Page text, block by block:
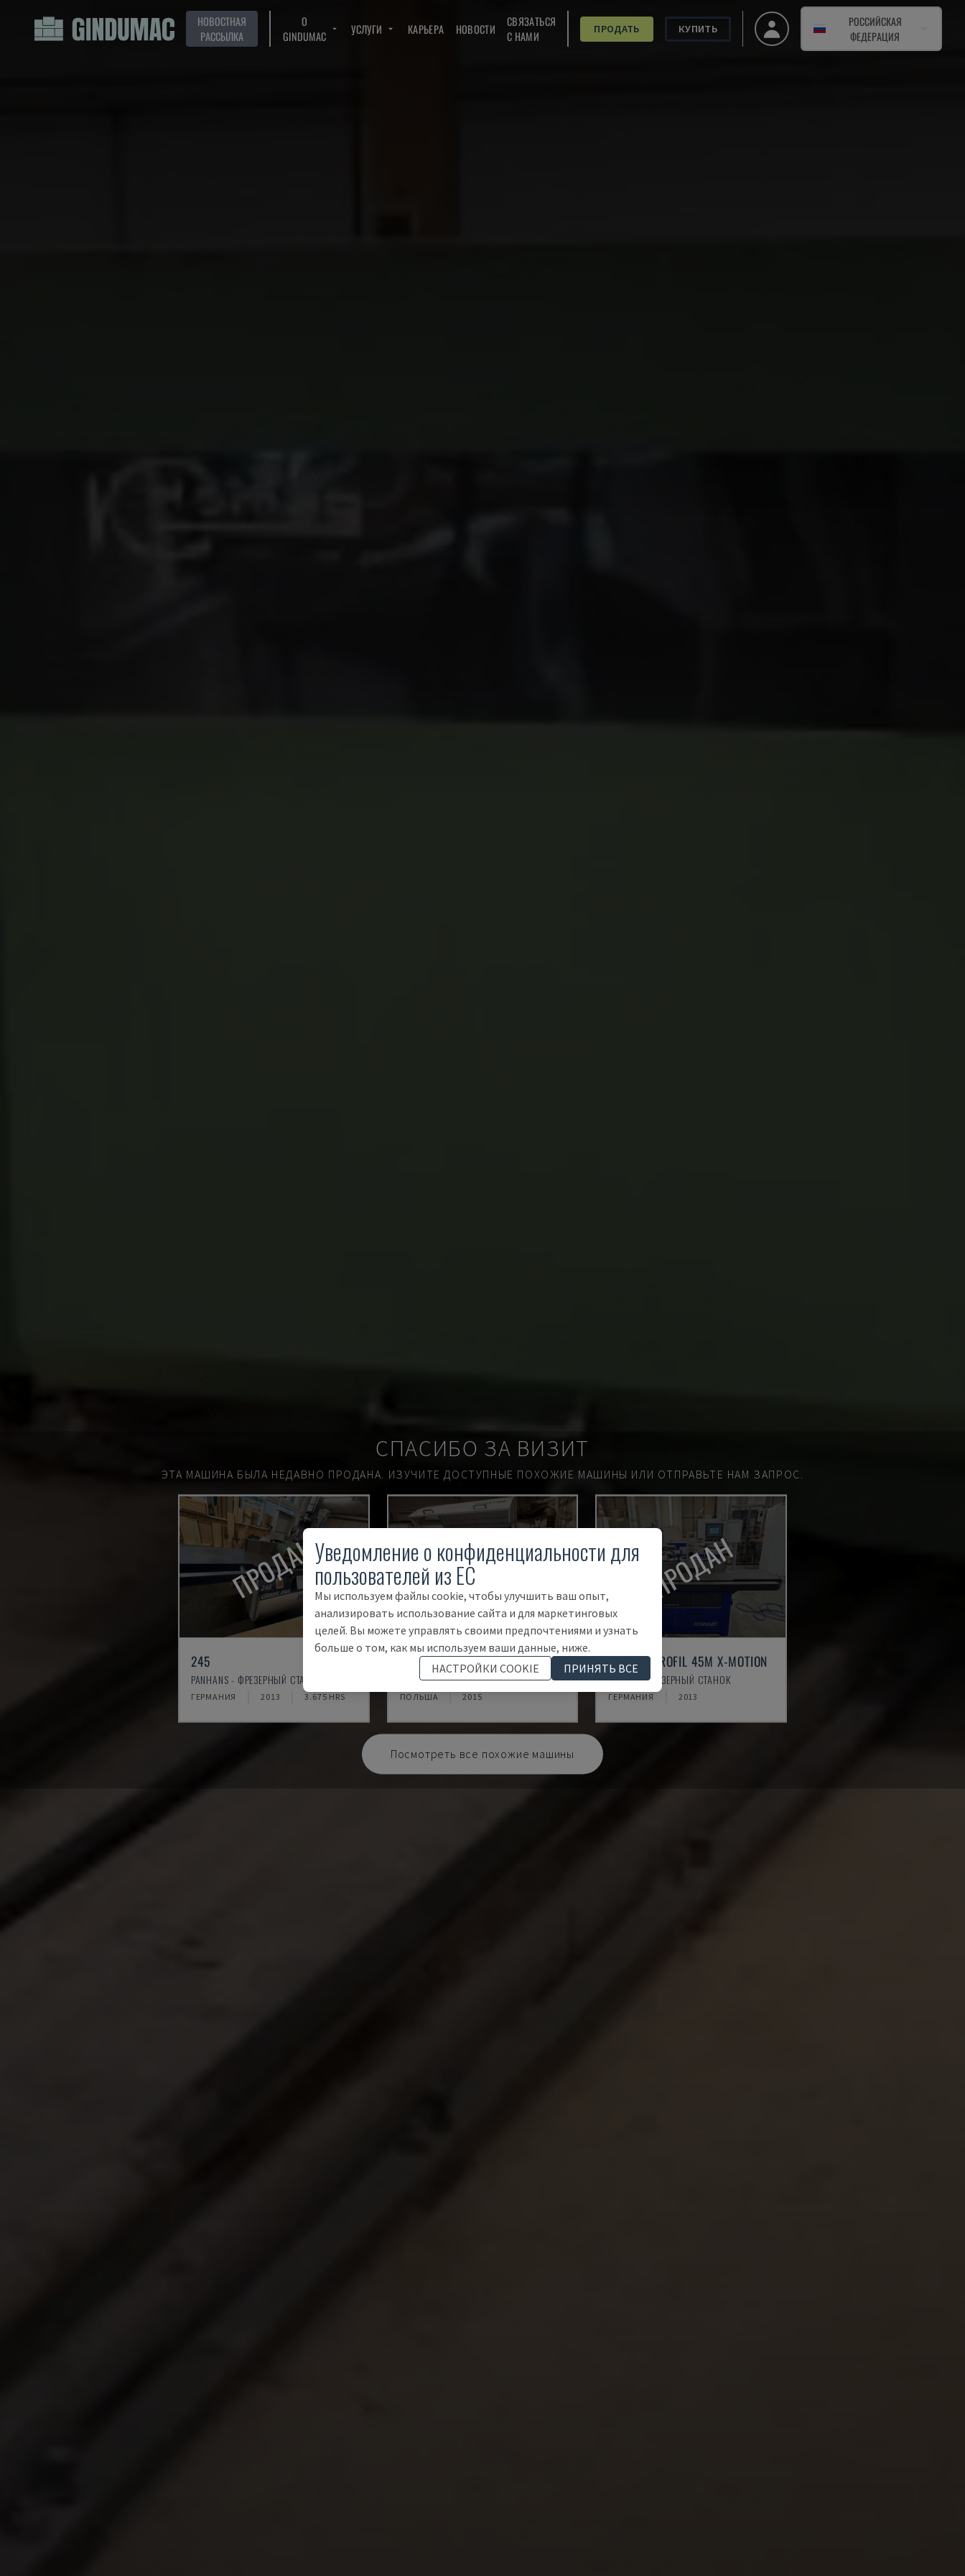
НОВОСТНАЯ
РАССЫЛКА
О
GINDUMAC
УСЛУГИ КАРЬЕРА НОВОСТИ
СВЯЗАТЬСЯ
С НАМИ
ПРОДАТЬ КУПИТЬ
РОССИЙСКАЯ
ФЕДЕРАЦИЯ
СПАСИБО ЗА ВИЗИТ
ЭТА МАШИНА БЫЛА НЕДАВНО ПРОДАНА. ИЗУЧИТЕ ДОСТУПНЫЕ ПОХОЖИЕ МАШИНЫ ИЛИ ОТПРАВЬТЕ НАМ ЗАПРОС.
ПРОДАН
245
PANHANS - ФРЕЗЕРНЫЙ СТАНОК
ГЕРМАНИЯ 2013 3.675 HRS
ПРОДАН
INDEX
STETON - ФРЕЗЕРНЫЙ СТАНОК
ПОЛЬША 2015
ПРОДАН
FORMAT PROFIL 45M X-MOTION
FELDER - ФРЕЗЕРНЫЙ СТАНОК
ГЕРМАНИЯ 2013
Посмотреть все похожие машины
Уведомление о конфиденциальности для
пользователей из ЕС
Мы используем файлы cookie, чтобы улучшить ваш опыт,
анализировать использование сайта и для маркетинговых
целей. Вы можете управлять своими предпочтениями и узнать
больше о том, как мы используем ваши данные, ниже.
НАСТРОЙКИ COOKIE
ПРИНЯТЬ ВСЕ